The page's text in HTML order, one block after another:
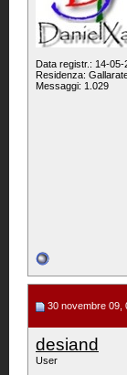
Data registr.: 14-05-
Residenza:
Messaggi: 1.029
30 novembre 09,
desiand
User